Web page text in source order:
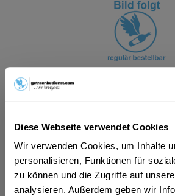
Diese Webseite verwendet Cookies
Wir verwenden Cookies, um Inhalte
personalisieren, Funktionen für
zu können und die Zugriffe auf
analysieren. Außerdem geben wir
ab 31,09 € *
Inhalt:4.2 Liter (7,40 € * / 1 Liter)
inkl. MwSt.
Vorrätig